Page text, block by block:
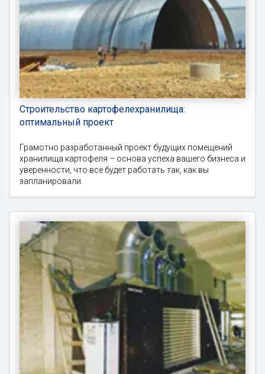
Строительство картофелехранилища:
оптимальный проект
Грамотно разработанный проект будущих помещений
хранилища картофеля – основа успеха вашего бизнеса и
уверенности, что все будет работать так, как вы
запланировали.